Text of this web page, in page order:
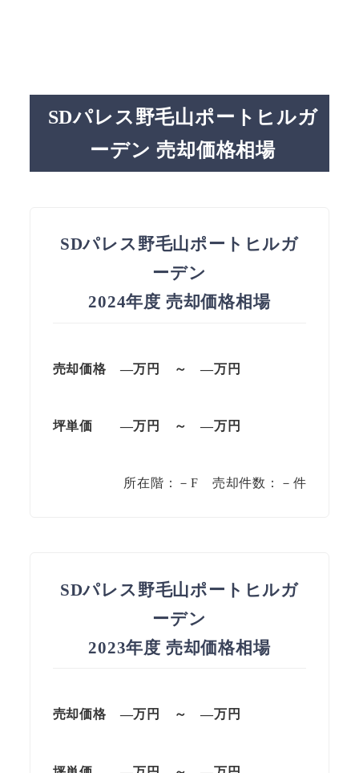
SDパレス野毛山ポートヒルガ
ーデン 売却価格相場
SDパレス野毛山ポートヒルガ
ーデン
2024年度 売却価格相場
売却価格 —万円 ～—万円
坪単価 —万円 ～—万円
所在階：－F 売却件数：－件
SDパレス野毛山ポートヒルガ
ーデン
2023年度 売却価格相場
売却価格 —万円 ～—万円